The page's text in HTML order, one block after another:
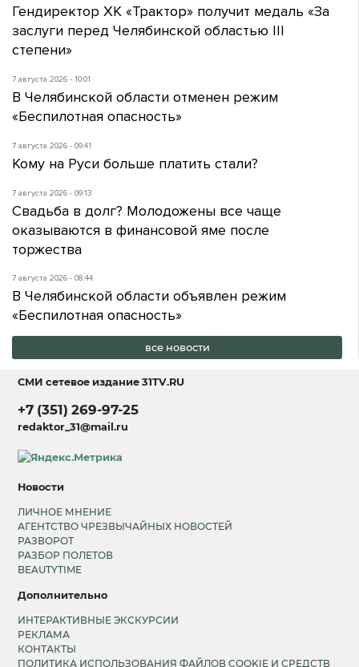
Гендиректор ХК «Трактор» получит медаль «За
заслуги перед Челябинской областью III
степени»
7 августа 2026 - 10:01
В Челябинской области отменен режим
«Беспилотная опасность»
7 августа 2026 - 09:41
Кому на Руси больше платить стали?
7 августа 2026 - 09:13
Свадьба в долг? Молодожены все чаще
оказываются в финансовой яме после
торжества
7 августа 2026 - 08:44
В Челябинской области объявлен режим
«Беспилотная опасность»
все новости
СМИ сетевое издание31TV.RU
+7 (351) 269-97-25
redaktor_31@mail.ru
Новости
ЛИЧНОЕ МНЕНИЕ
АГЕНТСТВО ЧРЕЗВЫЧАЙНЫХ НОВОСТЕЙ
РАЗВОРОТ
РАЗБОР ПОЛЕТОВ
BEAUTYTIME
Дополнительно
ИНТЕРАКТИВНЫЕ ЭКСКУРСИИ
РЕКЛАМА
КОНТАКТЫ
ПОЛИТИКА ИСПОЛЬЗОВАНИЯ ФАЙЛОВ COOKIE И СРЕДСТВ